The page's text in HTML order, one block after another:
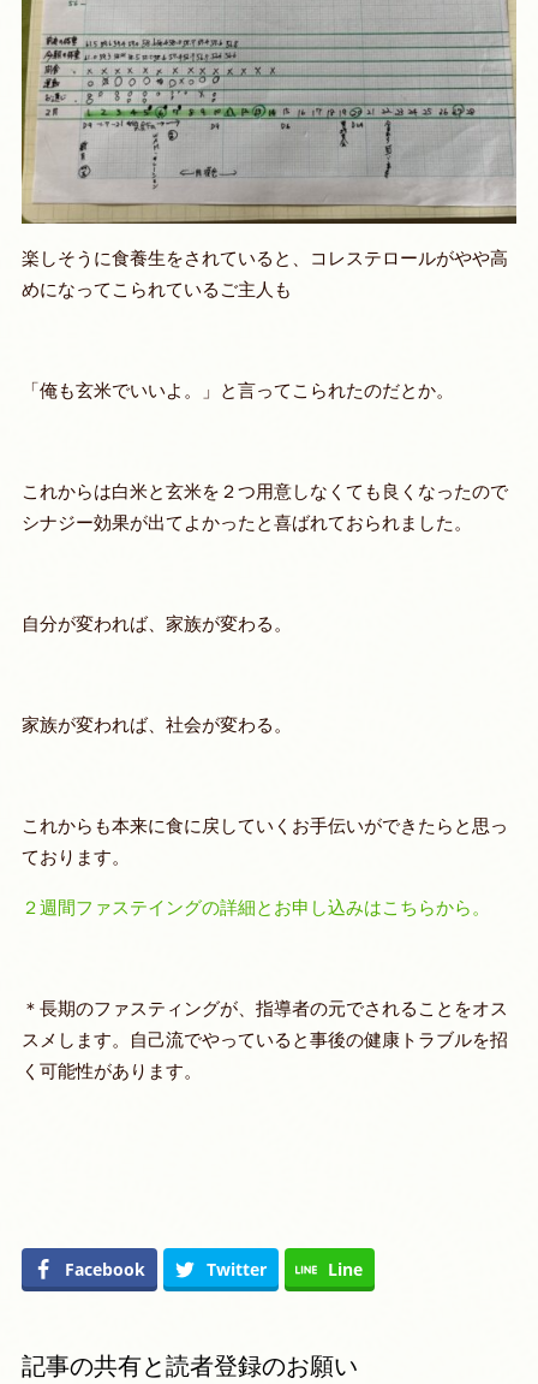
楽しそうに食養生をされていると、コレステロールがやや高
めになってこられているご主人も
「俺も玄米でいいよ。」と言ってこられたのだとか。
これからは白米と玄米を２つ用意しなくても良くなったので
シナジー効果が出てよかったと喜ばれておられました。
自分が変われば、家族が変わる。
家族が変われば、社会が変わる。
これからも本来に食に戻していくお手伝いができたらと思っ
ております。
２週間ファステイングの詳細とお申し込みはこちらから。
＊ 長期のファスティングが、指導者の元でされることをオス
スメします。自己流でやっていると事後の健康トラブルを招
く可能性があります。
Facebook Twitter Line
記事の共有と読者登録のお願い